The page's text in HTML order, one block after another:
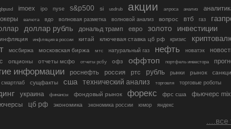
imoex ipo nyse s&p500 si usdrub акции алроса анализ
валюта вдо волновая разметка волновой анализ вопрос втб газ
доллар рубль дональд трамп евро золото инвестиции
инфляция инфляция в россии китай ключевая ставка цб рф кризис
мосбиржа московская биржа мтс натуральный газ нефть новатэк
опционы отчеты мсфо отчеты рсбу офз оффтоп портфель инвестора
информации роснефть россия ртс рубль рынки рынок
смартлаб сущфакты сша технический анализ торговля торговые роботы
украина финансы фондовый рынок форекс фрс сша фьючерс mix
цб рф экономика экономика россии юмор яндекс
....все